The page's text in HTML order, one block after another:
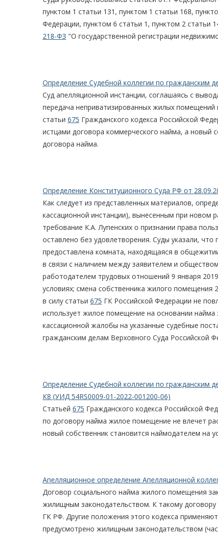
пунктом 1 статьи 131, пунктом 1 статьи 168,
Федерации, пунктом 6 статьи 1, пунктом 2 статьи
218-ФЗ "О государственной регистрации
Определение Судебной коллегии по гражданским
Суд апелляционной инстанции, соглашаясь с
передача неприватизированных жилых помещений
статьи 675 Гражданского кодекса Российской
истцами договора коммерческого найма, а новый
договора найма.
Определение Конституционного Суда РФ от
Как следует из представленных материалов,
кассационной инстанции), вынесенным при новом
требование К.А. Лупенских о признании права
оставлено без удовлетворения. Суды указали,
предоставлена комната, находящаяся в
в связи с наличием между заявителем и
работодателем трудовых отношений 9 января
условиях; смена собственника жилого помещения
в силу статьи 675 ГК Российской Федерации не
использует жилое помещение на основании
кассационной жалобы на указанные судебные
гражданским делам Верховного Суда Российской
Определение Судебной коллегии по гражданским
К8 (УИД 54RS0009-01-2022-001200-06)
Статьей 675 Гражданского кодекса Российской
по договору найма жилое помещение не влечет
новый собственник становится наймодателем на
Апелляционное определение Апелляционной
Договор социального найма жилого помещения
жилищным законодательством. К такому
ГК РФ. Другие положения этого кодекса
предусмотрено жилищным законодательством